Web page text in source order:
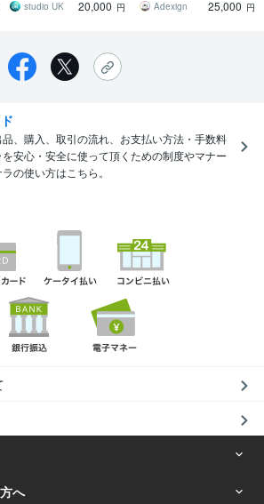
studio UK
20,000 円
いデザインを最速で提供
Adexign
25,000 円
、購入、取引の流れ、お支払い方法・手数料
安心・安全に使って頂くための制度やマナー
の使い方はこちら。